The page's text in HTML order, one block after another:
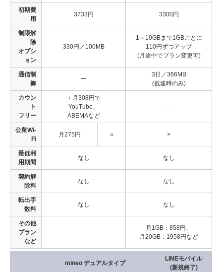
初期費
用
3733円 3300円
制限解
除
オプシ
ョン
330円／100MB
1～10GBまで1GBごとに
110円ずつアップ
(月途中でプラン変更可)
通信制
御
ー
3日／366MB
(低速時のみ)
カウン
ト
フリー
＋月308円で
YouTube、
ABEMAなど
―
公衆Wi-
Fi
月275円 ○ ×
最低利
用期間
なし なし
契約解
除料
なし なし
転出手
数料
なし なし
その他
プラン
など
月1GB：858円、
月20GB：1958円など
mineo デュアルタイプ
LINEモバイル
(新規終了)